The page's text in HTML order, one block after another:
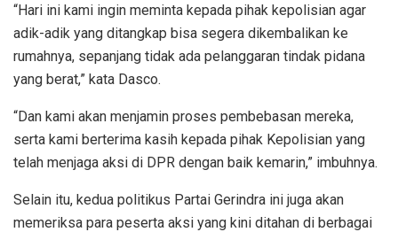
“Hari ini kami ingin meminta kepada pihak kepolisian agar
adik-adik yang ditangkap bisa segera dikembalikan ke
rumahnya, sepanjang tidak ada pelanggaran tindak pidana
yang berat,” kata Dasco.
“Dan kami akan menjamin proses pembebasan mereka,
serta kami berterima kasih kepada pihak Kepolisian yang
telah menjaga aksi di DPR dengan baik kemarin,” imbuhnya.
Selain itu, kedua politikus Partai Gerindra ini juga akan
memeriksa para peserta aksi yang kini ditahan di berbagai